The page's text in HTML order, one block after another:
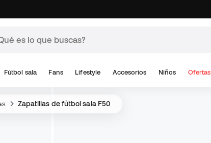
Fútbol sala Fans Lifestyle Accesorios Niños Ofertas
Zapatillas de fútbol sala F50